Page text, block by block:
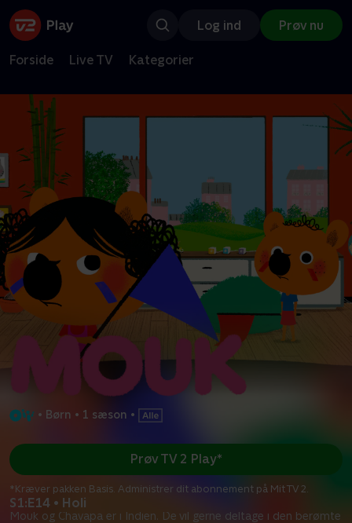
Log ind Prøv nu
Forside Live TV Kategorier
• Børn • 1 sæson •
S1:E14 • Holi
Mouk og Chavapa er i Indien. De vil gerne deltage i den berømte
Prøv TV 2 Play*
*Kræver pakken Basis. Administrer dit abonnement på Mit TV 2.